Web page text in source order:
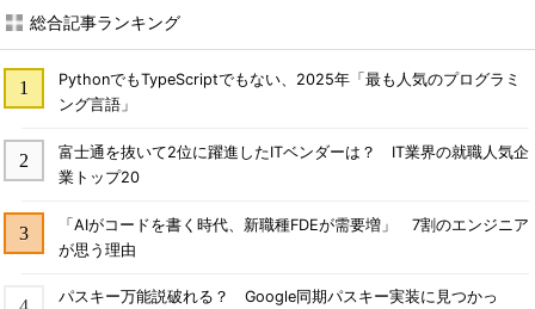
総合記事ランキング
PythonでもTypeScriptでもない、2025年「最も人気のプログラミ
ング言語」
富士通を抜いて2位に躍進したITベンダーは？ IT業界の就職人気企
業トップ20
「AIがコードを書く時代、新職種FDEが需要増」 7割のエンジニア
が思う理由
パスキー万能説破れる？ Google同期パスキー実装に見つかっ